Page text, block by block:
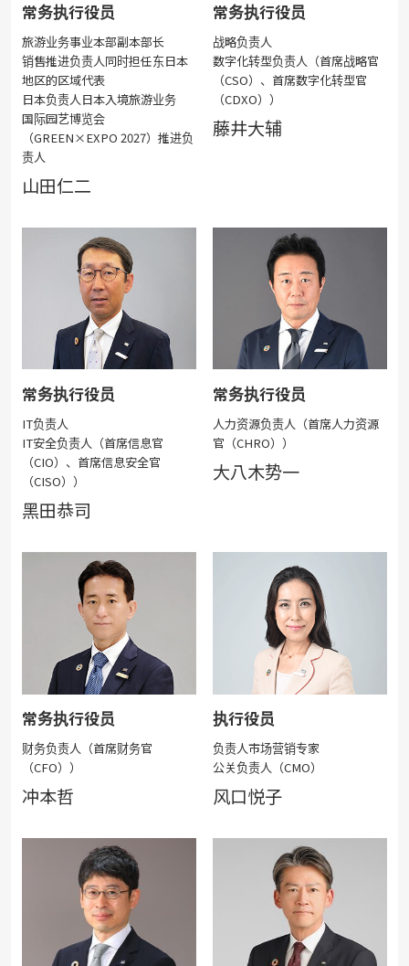
常务执行役员
旅游业务事业本部副本部长
销售推进负责人同时担任东日本
地区的区域代表
日本负责人日本入境旅游业务
国际园艺博览会
（GREEN×EXPO 2027）推进负
责人
山田仁二
常务执行役员
战略负责人
数字化转型负责人（首席战略官
（CSO）、首席数字化转型官
（CDXO））
藤井大辅
常务执行役员
IT负责人
IT安全负责人（首席信息官
（CIO）、首席信息安全官
（CISO））
黑田恭司
常务执行役员
人力资源负责人（首席人力资源
官（CHRO））
大八木势一
常务执行役员
财务负责人（首席财务官
（CFO））
冲本哲
执行役员
负责人市场营销专家
公关负责人（CMO）
风口悦子